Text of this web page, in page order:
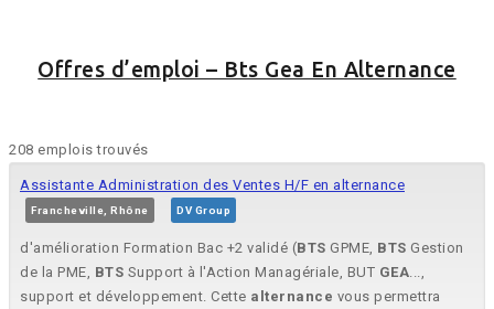
Offres d’emploi – Bts Gea En Alternance
208 emplois trouvés
Assistante Administration des Ventes H/F en alternance
Francheville, Rhône DV Group
d'amélioration Formation Bac +2 validé (BTS GPME, BTS Gestion
de la PME, BTS Support à l'Action Managériale, BUT GEA...,
support et développement. Cette alternance vous permettra